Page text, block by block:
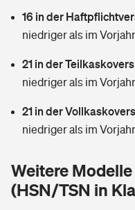
Wer versichert was: Jetzt
Sie haben Fragen?
Mietkautionsversicherung
Restkreditversicherung
Zur Übersicht
Tools
Kinderinvalidität
Reiseversicherung
Pferdehalter-Haftpflicht
Handyversicherung
Tierkrankenversicherung
Sie haben Fragen?
16 in der
niedriger als im
21 in der
niedriger als im
21 in der
niedriger als im
Weitere
(HSN/TSN in